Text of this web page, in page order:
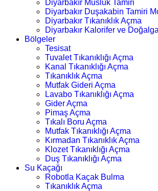
Diyarbakır Musluk Tamiri
Diyarbakır Duşakabin Tamiri
Diyarbakır Tıkanıklık Açma
Diyarbakır Kalorifer ve
Bölgeler
Tesisat
Tuvalet Tıkanıklığı Açma
Kanal Tıkanıklığı Açma
Tıkanıklık Açma
Mutfak Gideri Açma
Lavabo Tıkanıklığı Açma
Gider Açma
Pimaş Açma
Tıkalı Boru Açma
Mutfak Tıkanıklığı Açma
Kırmadan Tıkanıklık Açma
Klozet Tıkanıklığı Açma
Duş Tıkanıklığı Açma
Su Kaçağı
Robotla Kaçak Bulma
Tıkanıklık Açma